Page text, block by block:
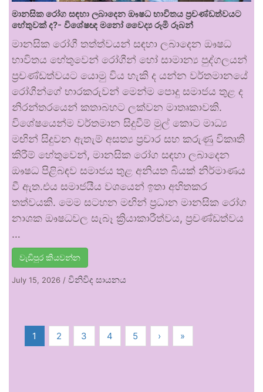
මානසික රෝග සඳහා ලබාදෙන ඖෂධ භාවිතය ප්‍රචණ්ඩත්වයට
හේතුවක් ද?- විශේෂඥ මනෝ වෛද්‍ය රූමි රූබන්
මානසික රෝගී තත්ත්වයන් සඳහා ලබාදෙන ඖෂධ
භාවිතය හේතුවෙන් රෝගීන් හෝ සාමාන්‍ය පුද්ගලයන්
ප්‍රචණ්ඩත්වයට යොමු විය හැකි ද යන්න වර්තමානයේ
රෝගීන්ගේ භාරකරුවන් මෙන්ම පොදු සමාජය තුළ ද
නිරන්තරයෙන් කතාබහට ලක්වන මාතෘකාවකි.
විශේෂයෙන්ම වර්තමාන සිදුවීම් මුල් කොට මාධ්‍ය
මඟින් සිදුවන ඇතැම් අසත්‍ය ප්‍රචාර සහ කරුණු විකෘති
කිරීම් හේතුවෙන්, මානසික රෝග සඳහා ලබාදෙන
ඖෂධ පිළිබඳව සමාජය තුළ අනියත බියක් නිර්මාණය
වී ඇත.එය සමාජයීය වශයෙන් ඉතා අහිතකර
තත්වයකි. මෙම සටහන මඟින් ප්‍රධාන මානසික රෝග
නාශක ඖෂධවල සැබෑ ක්‍රියාකාරීත්වය, ප්‍රචණ්ඩත්වය
…
වැඩිපුර කියවන්න
July 15, 2026 / විනිවිද සායනය
1 2 3 4 5 › »